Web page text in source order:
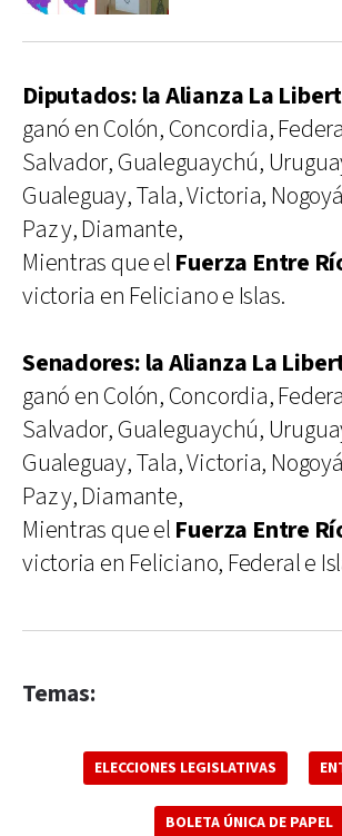
Diputados: la Alianza La
ganó en Colón, Concordia,
Salvador, Gualeguaychú,
Gualeguay, Tala, Victoria,
Paz y, Diamante,
Mientras que el Fuerza Entre
victoria en Feliciano e Islas.
Senadores: la Alianza La
ganó en Colón, Concordia,
Salvador, Gualeguaychú,
Gualeguay, Tala, Victoria,
Paz y, Diamante,
Mientras que el Fuerza Entre
victoria en Feliciano, Federal e
Temas:
ELECCIONES LEGISLATIVAS
BOLETA ÚNICA DE PAPEL